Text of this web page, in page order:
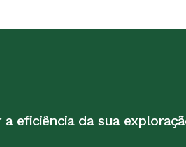
eficiência da sua